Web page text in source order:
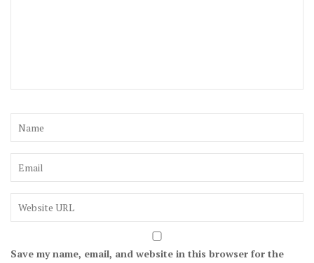
Save my name, email, and website in this browser for the